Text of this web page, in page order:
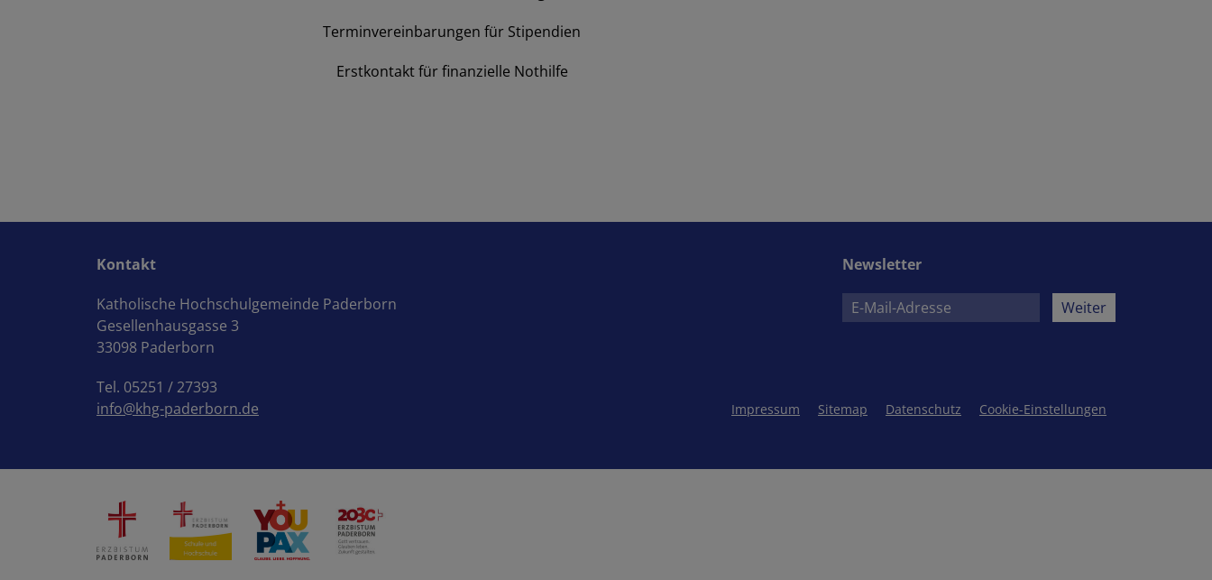
Terminvereinbarungen für Stipendien
Erstkontakt für finanzielle Nothilfe
Kontakt
Katholische Hochschulgemeinde Paderborn
Gesellenhausgasse 3
33098 Paderborn
Tel. 05251 / 27393
info@khg-paderborn.de
Newsletter
Weiter
Impressum Sitemap Datenschutz Cookie-Einstellungen